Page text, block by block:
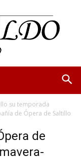
su temporada
de Ópera de Saltillo
de